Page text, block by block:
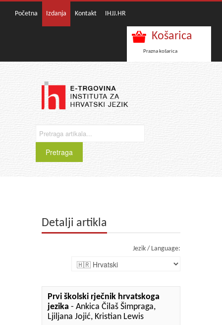
Početna Izdanja Kontakt IHJJ.HR
Košarica
Prazna košarica
Detalji artikla
Jezik / Language:
Prvi školski rječnik hrvatskoga
jezika - Ankica Čilaš Šimpraga,
Ljiljana Jojić, Kristian Lewis